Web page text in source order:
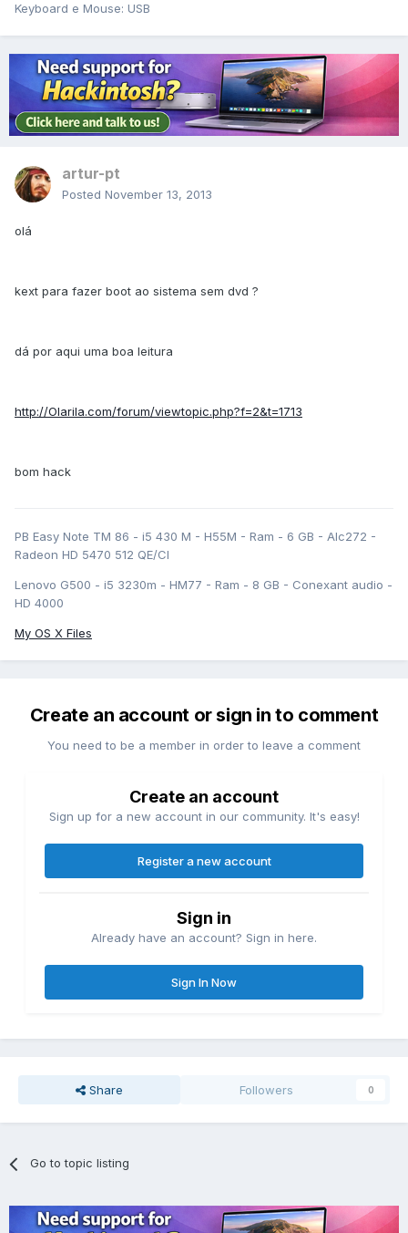
Keyboard e Mouse: USB
artur-pt
Posted November 13, 2013
olá
kext para fazer boot ao sistema sem dvd ?
dá por aqui uma boa leitura
http://Olarila.com/forum/viewtopic.php?f=2&t=1713
bom hack
PB Easy Note TM 86 - i5 430 M - H55M - Ram - 6 GB - Alc272 -
Radeon HD 5470 512 QE/CI
Lenovo G500 - i5 3230m - HM77 - Ram - 8 GB - Conexant audio -
HD 4000
My OS X Files
Create an account or sign in to comment
You need to be a member in order to leave a comment
Create an account
Sign up for a new account in our community. It's easy!
Register a new account
Sign in
Already have an account? Sign in here.
Sign In Now
Share Followers 0
Go to topic listing